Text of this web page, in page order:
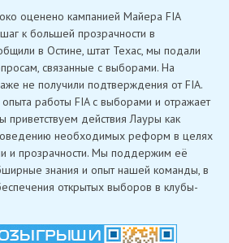
оценено кампанией Майера FIA
к большей прозрачности в
в Остине, штат Техас, мы подали
связанные с выборами. На
не получили подтверждения от FIA.
работы FIA с выборами и отражает
действия Лауры как
необходимых реформ в целях
и прозрачности. Мы поддержим её
знания и опыт нашей команды, в
открытых выборов в клубы-